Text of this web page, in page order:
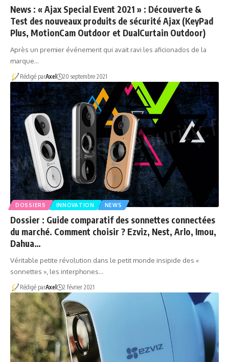
News : « Ajax Special Event 2021 » : Découverte &
Test des nouveaux produits de sécurité Ajax (KeyPad
Plus, MotionCam Outdoor et DualCurtain Outdoor)
Après un premier événement qui avait ravi les aficionados de la
marque…
Rédigé parAxel 20 septembre 2021
DOSSIERS INNOVATION NEWS
Dossier : Guide comparatif des sonnettes connectées
du marché. Comment choisir ? Ezviz, Nest, Arlo, Imou,
Dahua…
Véritable petite révolution dans le petit monde insipide des «
sonnettes », les interphones…
Rédigé parAxel 2 février 2021